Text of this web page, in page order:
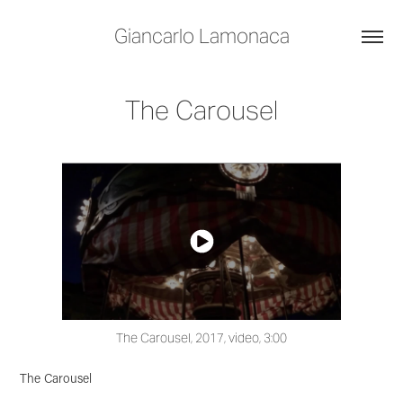
Giancarlo Lamonaca
The Carousel
The Carousel, 2017, video, 3:00
The Carousel